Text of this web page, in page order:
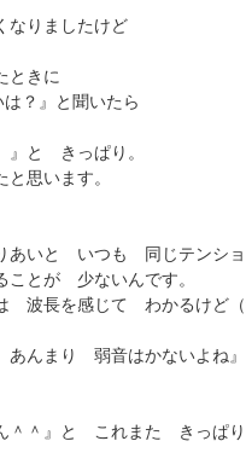
なりましたけど
ときに
？』と聞いたら
』と きっぱり。
思います。
いと いつも 同じテンシ
ことが 少ないんです。
波長を感じて わかるけど（
あんまり 弱音はかないよね』
＾＾』と これまた きっぱり